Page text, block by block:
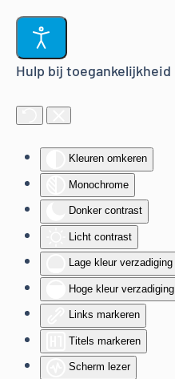
Hulp bij toegankelijkheid
Kleuren omkeren
Monochrome
Donker contrast
Licht contrast
Lage kleur verzadiging
Hoge kleur verzadiging
Links markeren
Titels markeren
Scherm lezer
Terug naar hoofdinhoud